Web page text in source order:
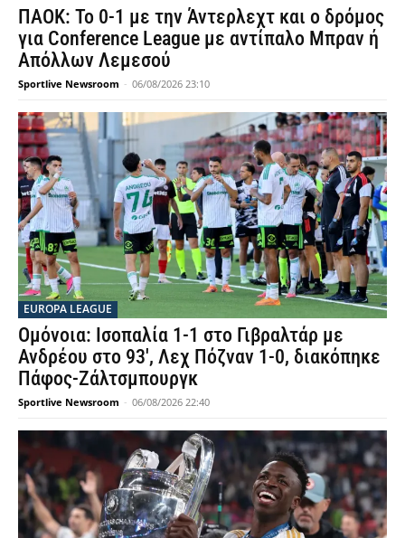
ΠΑΟΚ: Το 0-1 με την Άντερλεχτ και ο δρόμος
για Conference League με αντίπαλο Μπραν ή
Απόλλων Λεμεσού
Sportlive Newsroom - 06/08/2026 23:10
EUROPA LEAGUE
Ομόνοια: Ισοπαλία 1-1 στο Γιβραλτάρ με
Ανδρέου στο 93′, Λεχ Πόζναν 1-0, διακόπηκε
Πάφος-Ζάλτσμπουργκ
Sportlive Newsroom - 06/08/2026 22:40